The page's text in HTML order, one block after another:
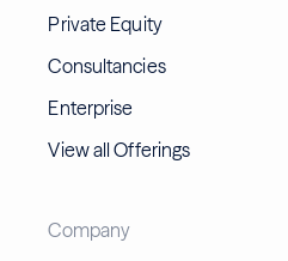
Private Equity
Consultancies
Enterprise
View all Offerings
Company